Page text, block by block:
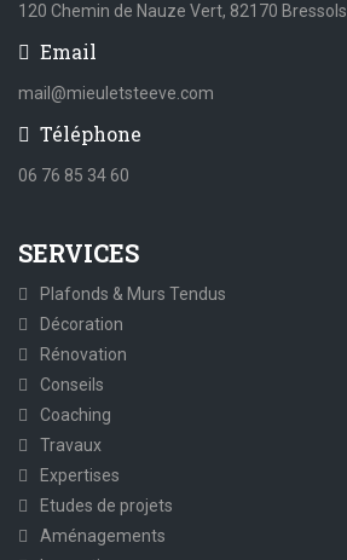
120 Chemin de Nauze Vert, 82170 Bressols
Email
mail@mieuletsteeve.com
Téléphone
06 76 85 34 60
SERVICES
Plafonds & Murs Tendus
Décoration
Rénovation
Conseils
Coaching
Travaux
Expertises
Etudes de projets
Aménagements